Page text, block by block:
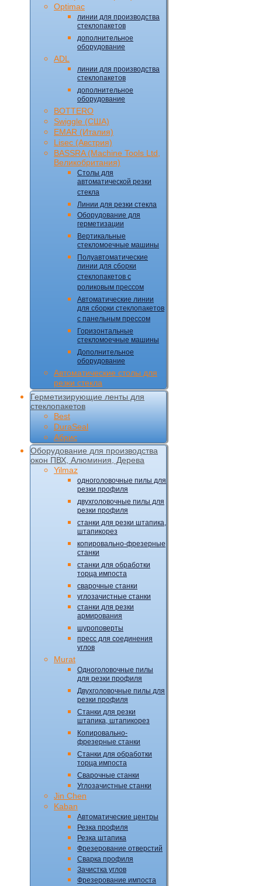
Optimac
линии для производства
стеклопакетов
дополнительное
оборудование
ADL
линии для производства
стеклопакетов
дополнительное
оборудование
BOTTERO
Swiggle (CША)
EMAR (Италия)
Lisec (Австрия)
BASSRA (Machine Tools Ltd,
Великобритания)
Столы для
автоматической резки
стекла
Линии для резки стекла
Оборудование для
герметизации
Вертикальные
стекломоечные машины
Полуавтоматические
линии для сборки
стеклопакетов с
роликовым прессом
Автоматические линии
для сборки стеклопакетов
с панельным прессом
Горизонтальные
стекломоечные машины
Дополнительное
оборудование
Автоматические столы для
резки стекла
Герметизирующие ленты для
стеклопакетов
Best
DuraSeal
Абрис
Оборудование для производства
окон ПВХ, Алюминия, Дерева
Yilmaz
одноголовочные пилы для
резки профиля
двухголовочные пилы для
резки профиля
станки для резки штапика,
штапикорез
копировально-фрезерные
станки
станки для обработки
торца импоста
сварочные станки
углозачистные станки
станки для резки
армирования
шуроповерты
пресс для соединения
углов
Murat
Одноголовочные пилы
для резки профиля
Двухголовочные пилы для
резки профиля
Станки для резки
штапика, штапикорез
Копировально-
фрезерные станки
Станки для обработки
торца импоста
Сварочные станки
Углозачистные станки
Jin Chen
Kaban
Автоматические центры
Резка профиля
Резка штапика
Фрезерование отверстий
Сварка профиля
Зачистка углов
Фрезерование импоста